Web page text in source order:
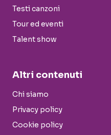
Testi canzoni
Tour ed eventi
Talent show
Altri contenuti
Chi siamo
Privacy policy
Cookie policy